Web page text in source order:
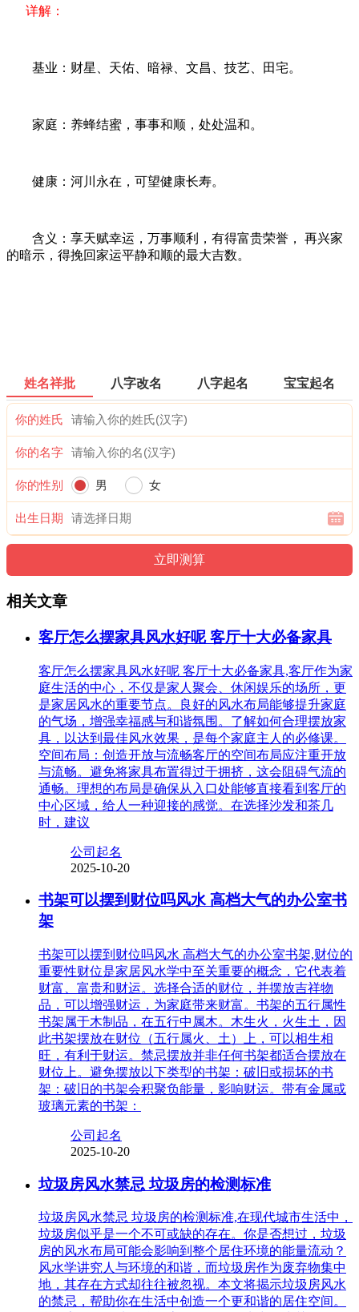
详解：
基业：财星、天佑、暗禄、文昌、技艺、田宅。
家庭：养蜂结蜜，事事和顺，处处温和。
健康：河川永在，可望健康长寿。
含义：享天赋幸运，万事顺利，有得富贵荣誉， 再兴家
的暗示，得挽回家运平静和顺的最大吉数。
姓名祥批 八字改名 八字起名 宝宝起名
你的姓氏
你的名字
你的性别 男 女
出生日期
相关文章
客厅怎么摆家具风水好呢 客厅十大必备家具
客厅怎么摆家具风水好呢 客厅十大必备家具,客厅作为家
庭生活的中心，不仅是家人聚会、休闲娱乐的场所，更
是家居风水的重要节点。良好的风水布局能够提升家庭
的气场，增强幸福感与和谐氛围。了解如何合理摆放家
具，以达到最佳风水效果，是每个家庭主人的必修课。
空间布局：创造开放与流畅客厅的空间布局应注重开放
与流畅。避免将家具布置得过于拥挤，这会阻碍气流的
通畅。理想的布局是确保从入口处能够直接看到客厅的
中心区域，给人一种迎接的感觉。在选择沙发和茶几
时，建议
公司起名
2025-10-20
书架可以摆到财位吗风水 高档大气的办公室书
架
书架可以摆到财位吗风水 高档大气的办公室书架,财位的
重要性财位是家居风水学中至关重要的概念，它代表着
财富、富贵和财运。选择合适的财位，并摆放吉祥物
品，可以增强财运，为家庭带来财富。书架的五行属性
书架属于木制品，在五行中属木。木生火，火生土，因
此书架摆放在财位（五行属火、土）上，可以相生相
旺，有利于财运。禁忌摆放并非任何书架都适合摆放在
财位上。避免摆放以下类型的书架：破旧或损坏的书
架：破旧的书架会积聚负能量，影响财运。带有金属或
玻璃元素的书架：
公司起名
2025-10-20
垃圾房风水禁忌 垃圾房的检测标准
垃圾房风水禁忌 垃圾房的检测标准,在现代城市生活中，
垃圾房似乎是一个不可或缺的存在。你是否想过，垃圾
房的风水布局可能会影响到整个居住环境的能量流动？
风水学讲究人与环境的和谐，而垃圾房作为废弃物集中
地，其存在方式却往往被忽视。本文将揭示垃圾房风水
的禁忌，帮助你在生活中创造一个更和谐的居住空间。